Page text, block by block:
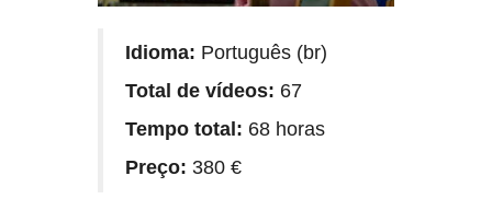
Idioma: Português (br)
Total de vídeos: 67
Tempo total: 68 horas
Preço: 380 €